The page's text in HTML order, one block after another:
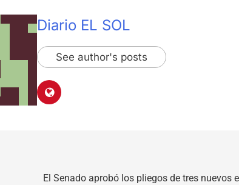
Diario EL SOL
See author's posts
El Senado aprobó los pliegos de tres nuevos